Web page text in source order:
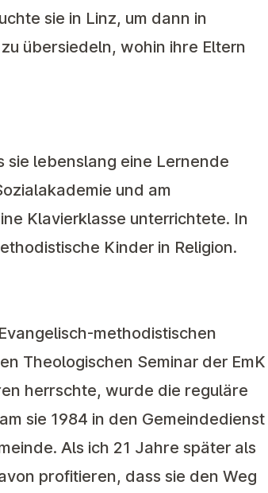
sie in Linz, um dann in
übersiedeln, wohin ihre Eltern
sie lebenslang eine Lernende
und am
Klavierklasse unterrichtete. In
Kinder in Religion.
methodistischen
Theologischen Seminar der EmK
herrschte, wurde die reguläre
sie 1984 in den Gemeindedienst
Als ich 21 Jahre später als
profitieren, dass sie den Weg